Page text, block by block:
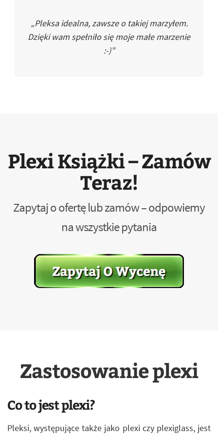
„Pleksa idealna, zawsze o takiej marzyłem.
Dzięki wam spełniło się moje małe marzenie
:-)”
Plexi Książki – Zamów
Teraz!
Zapytaj o ofertę lub zamów – odpowiemy
na wszystkie pytania
Zastosowanie plexi
Co to jest plexi?
Pleksi, występujące także jako plexi czy plexiglass, jest